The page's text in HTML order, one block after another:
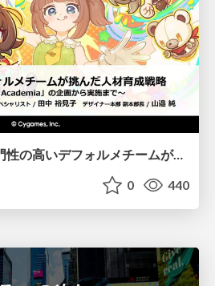
【CEDEC2026】専門性の高いデフォルメチームが挑んだ人材育成戦略 〜Cygames Academiaの企画から実施まで〜
0 440